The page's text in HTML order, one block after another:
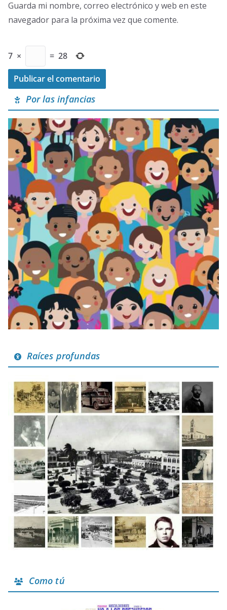
Guarda mi nombre, correo electrónico y web en este
navegador para la próxima vez que comente.
7 × = 28
Por las infancias
Raíces profundas
Como tú